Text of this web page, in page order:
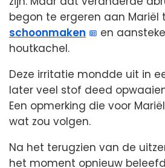
begon te ergeren aan Mariël
schoonmaken
en
houtkachel.
Deze irritatie mondde uit in
later veel stof deed
Een opmerking die voor
wat zou volgen.
Na het terugzien van de
het moment opnieuw